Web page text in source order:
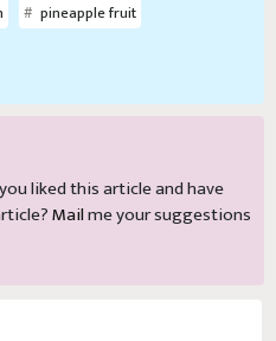
pineapple fruit
liked this article and have
Mailme your suggestions